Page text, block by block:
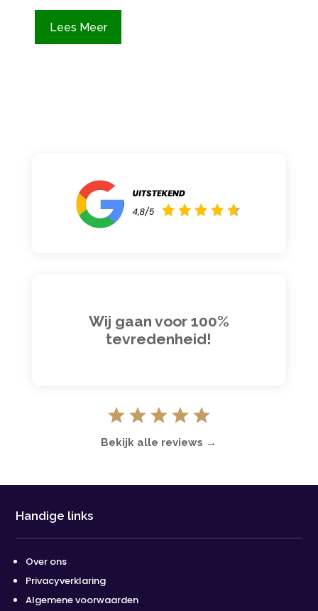
Lees Meer
Wij gaan voor 100%
tevredenheid!
Bekijk alle reviews →
Handige links
Over ons
Privacyverklaring
Algemene voorwaarden